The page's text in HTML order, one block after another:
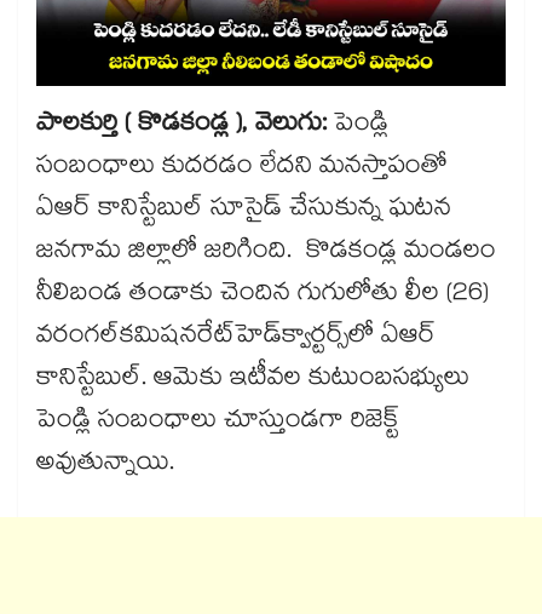
పాలకుర్తి ( కొడకండ్ల ), వెలుగు:పెండ్లి
సంబంధాలు కుదరడం లేదని మనస్తాపంతో
ఏఆర్ కానిస్టేబుల్ సూసైడ్ చేసుకున్న ఘటన
జనగామ జిల్లాలో జరిగింది. కొడకండ్ల మండలం
నీలిబండ తండాకు చెందిన గుగులోతు లీల (26)
వరంగల్​కమిషనరేట్​హెడ్​క్వార్టర్స్​లో ఏఆర్​
కానిస్టేబుల్‌‌. ఆమెకు ఇటీవల కుటుంబసభ్యులు
పెండ్లి సంబంధాలు చూస్తుండగా రిజెక్ట్​
అవుతున్నాయి.